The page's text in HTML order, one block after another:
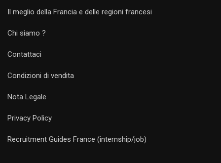
Il meglio della Francia e delle regioni francesi
Chi siamo ?
Contattaci
Condizioni di vendita
Nota Legale
Privacy Policy
Recruitment Guides France (internship/job)